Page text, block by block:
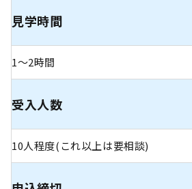
見学時間
1〜2時間
受入人数
10人程度(これ以上は要相談)